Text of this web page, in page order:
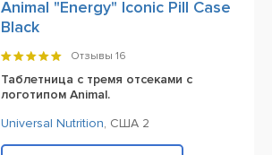
Animal "Energy" Iconic Pill Case
Black
Отзывы 16
Таблетница с тремя отсеками с
логотипом Animal.
Universal Nutrition, CША 2